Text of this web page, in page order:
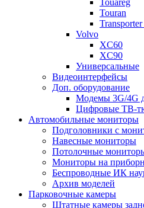
Touareg
Touran
Volvo
XC60
XC90
Универсальные
Видеоинтерфейсы
Доп. оборудование
Модемы 3G/4G
Цифровые ТВ-
Автомобильные мониторы
Подголовники с
Навесные мониторы
Потолочные
Мониторы на
Беспроводные ИК
Архив моделей
Парковочные камеры
Штатные камеры